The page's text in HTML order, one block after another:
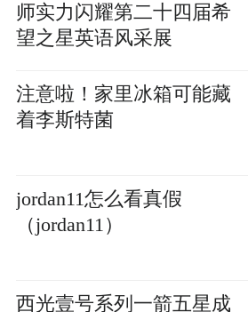
师实力闪耀第二十四届希
望之星英语风采展
注意啦！家里冰箱可能藏
着李斯特菌
jordan11怎么看真假
（jordan11）
西光壹号系列一箭五星成